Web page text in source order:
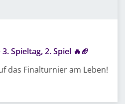
Spieltag, 2. Spiel 🔥🏈
das Finalturnier am Leben!